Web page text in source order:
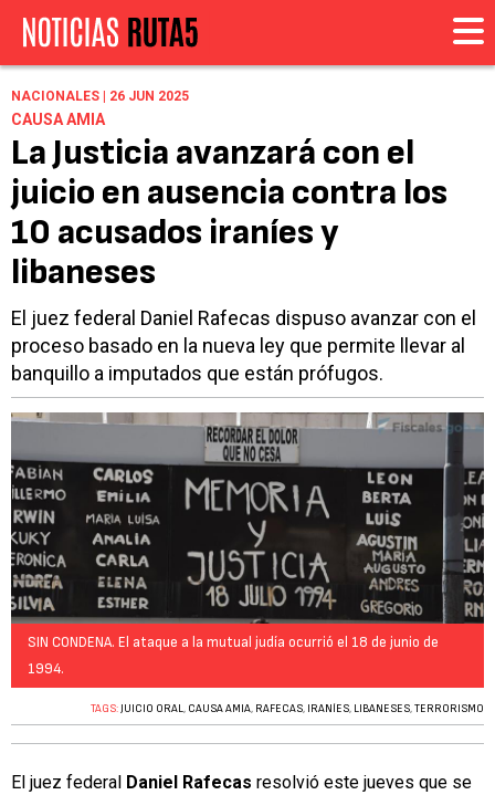
NACIONALES | 26 JUN 2025
CAUSA AMIA
La Justicia avanzará con el
juicio en ausencia contra los
10 acusados iraníes y
libaneses
El juez federal Daniel Rafecas dispuso avanzar con el
proceso basado en la nueva ley que permite llevar al
banquillo a imputados que están prófugos.
SIN CONDENA. El ataque a la mutual judía ocurrió el 18 de junio de
1994.
TAGS:JUICIO ORAL, CAUSA AMIA, RAFECAS, IRANÍES, LIBANESES,TERRORISMO
El juez federal Daniel Rafecas resolvió este jueves que se